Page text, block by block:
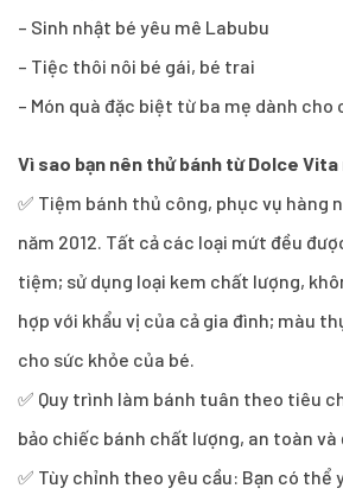
– Sinh nhật bé yêu mê Labubu
– Tiệc thôi nôi bé gái, bé trai
– Món quà đặc biệt từ ba mẹ dành cho
Vì sao bạn nên thử bánh từ Dolce Vita
✅ Tiệm bánh thủ công, phục vụ hàng
năm 2012. Tất cả các loại mứt đều
tiệm; sử dụng loại kem chất lượng,
hợp với khẩu vị của cả gia đình; màu
cho sức khỏe của bé.
✅ Quy trình làm bánh tuân theo tiêu
bảo chiếc bánh chất lượng, an toàn và
✅ Tùy chỉnh theo yêu cầu: Bạn có thể